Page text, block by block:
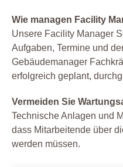
Wie managen Facility
Unsere Facility Manager
Aufgaben, Termine und
Gebäudemanager
erfolgreich geplant,
Vermeiden Sie
Technische Anlagen und
dass Mitarbeitende über
werden müssen.